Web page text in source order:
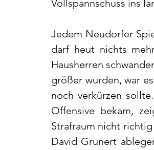
Vollspannschuss ins
Jedem Neudorfer
darf heut nichts
Hausherren
größer wurden, war
noch verkürzen
Offensive bekam,
Strafraum nicht
David Grunert